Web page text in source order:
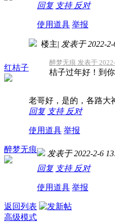
回复 支持 反对
使用道具 举报
红桔子
楼主| 发表于 2022-2-
醉梦无痕 发表于
桔子过年好！到
老哥好，是的，各路大
回复 支持 反对
使用道具 举报
醉梦无痕 发表于 2022-2-6
回复 支持 反对
使用道具 举报
返回列表
高级模式